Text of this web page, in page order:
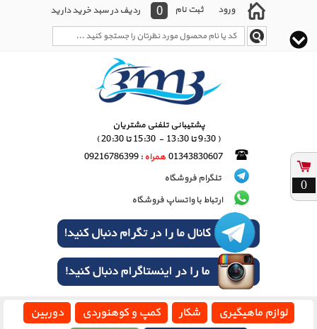
ورود ثبت نام 0 ردیف در سبد خرید دارید
پشتیبانی تلفنی مشتریان
( 9:30 تا 13:30 - 15:30 تا 20:30 )
01343830607 همراه : 09216786399
تلگرام فروشگاه
ارتباط با واتساپ فروشگاه
لوازم ماهیگیری شکار کمپ و کوهنوردی
دوربین
0